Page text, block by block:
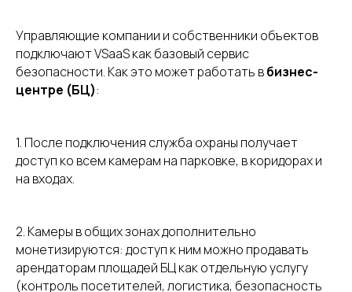
Управляющие компании и собственники объектов
подключают VSaaS как базовый сервис
безопасности. Как это может работать вбизнес-
центре (БЦ):
1. После подключения служба охраны получает
доступ ко всем камерам на парковке, в коридорах и
на входах.
2. Камеры в общих зонах дополнительно
монетизируются: доступ к ним можно продавать
арендаторам площадей БЦ как отдельную услугу
(контроль посетителей, логистика, безопасность